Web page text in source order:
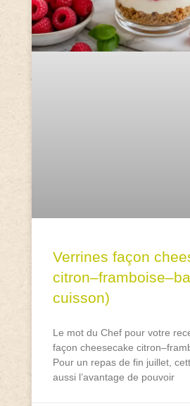
Verrines façon
cuisson)
Le mot du Chef pour votre
façon cheesecake
Pour un repas de fin juillet,
aussi l’avantage de pouvoir